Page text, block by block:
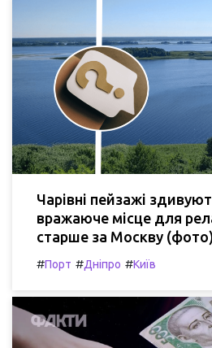
Чарівні пейзажі
вражаюче місце для
старше за Москву
#Порт #Дніпро #Київ